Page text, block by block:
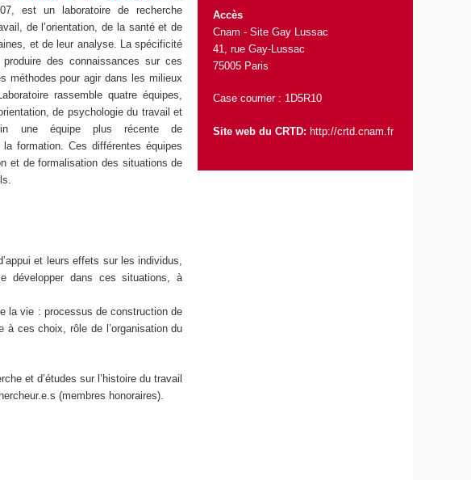
est un laboratoire de recherche
de l’orientation, de la santé et de
et de leur analyse. La spécificité
des connaissances sur ces
méthodes pour agir dans les milieux
rassemble quatre équipes,
de psychologie du travail et
une équipe plus récente de
formation. Ces différentes équipes
et de formalisation des situations de
et leurs effets sur les individus,
développer dans ces situations, à
la vie : processus de construction de
à ces choix, rôle de l’organisation du
et d’études sur l’histoire du travail
(membres honoraires).
Accès
Cnam - Site Gay Lussac
41, rue Gay-Lussac
75005 Paris
Case courrier : 1D5R10
Site web du CRTD: http://crtd.cnam.fr